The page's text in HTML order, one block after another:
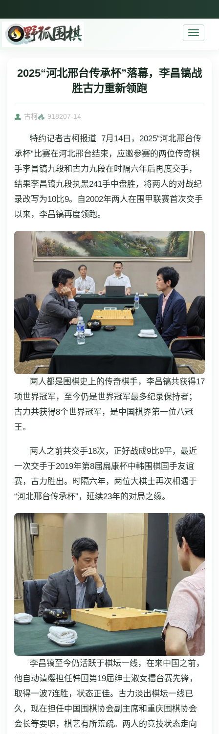
Toggle
2025“河北邢台传承杯”落幕，李昌镐战
胜古力重新领跑
古柯 918207-14
特约记者古柯报道 7月14日，2025“河北邢台传
承杯”比赛在河北邢台结束，应邀参赛的两位传奇棋
手李昌镐九段和古力九段在时隔六年后再度交手，
结果李昌镐九段执黑241手中盘胜，将两人的对战纪
录改写为10比9。自2002年两人在围甲联赛首次交手
以来，李昌镐再度领跑。
两人都是围棋史上的传奇棋手，李昌镐共获得17
项世界冠军，至今仍是世界冠军最多纪录保持者；
古力共获得8个世界冠军，是中国棋界第一位八冠
王。
两人之前共交手18次，正好战成9比9平，最近
一次交手于2019年第8届扁康杯中韩围棋国手友谊
赛，古力胜出。时隔六年，两位大棋士再次相遇于
“河北邢台传承杯”，延续23年的对局之缘。
李昌镐至今仍活跃于棋坛一线，在来中国之前，
他自动请缨担任韩国第19届绅士淑女擂台赛先锋，
取得一波7连胜，状态正佳。古力淡出棋坛一线已
久，现在担任中国围棋协会副主席和重庆围棋协会
会长等要职，棋艺有所荒疏。两人的竞技状态走向